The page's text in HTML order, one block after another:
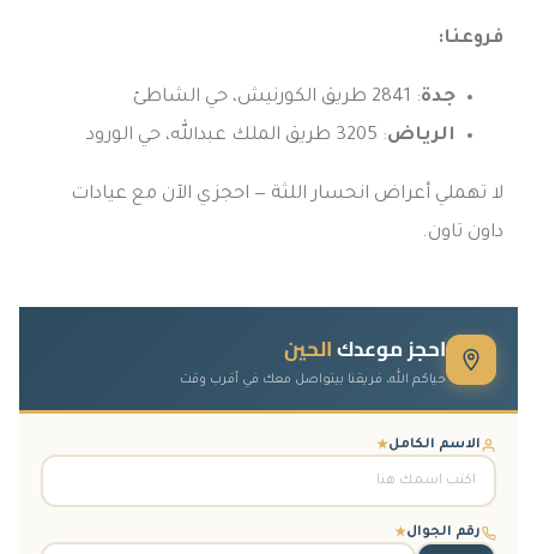
فروعنا:
جدة: 2841 طريق الكورنيش، حي الشاطئ
الرياض: 3205 طريق الملك عبدالله، حي الورود
لا تهملي أعراض انحسار اللثة — احجزي الآن مع عيادات
داون تاون.
احجز موعدكالحين
حياكم الله، فريقنا بيتواصل معك في أقرب وقت
الاسم الكامل★
رقم الجوال★